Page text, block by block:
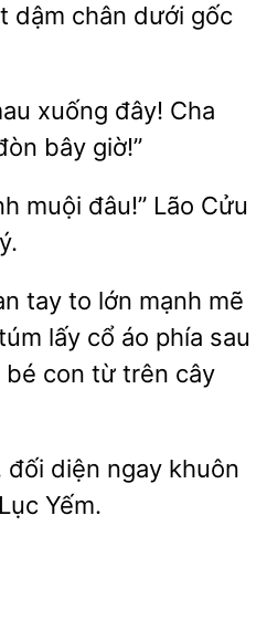
dậm
gốc
xuống đây! Cha
giờ!”
muội đâu!” Lão Cửu
ý.
tay to lớn mạnh mẽ
lấy cổ áo phía
bé con từ trên cây
đối
ngay khuôn
Yếm.